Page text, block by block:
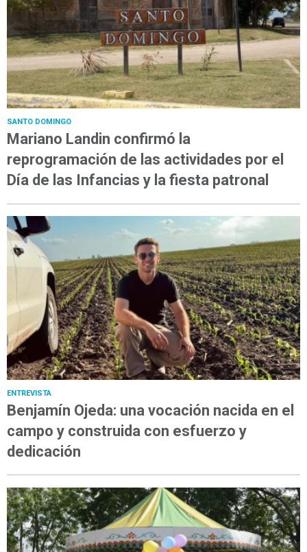
SANTO DOMINGO
Mariano Landin confirmó la
reprogramación de las actividades por el
Día de las Infancias y la fiesta patronal
ENTREVISTA
Benjamín Ojeda: una vocación nacida en el
campo y construida con esfuerzo y
dedicación